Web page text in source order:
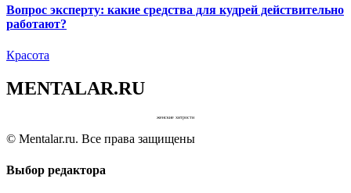
Вопрос эксперту: какие средства для кудрей действительно
работают?
Красота
MENTALAR.RU
женские хитрости
© Mentalar.ru. Все права защищены
Выбор редактора